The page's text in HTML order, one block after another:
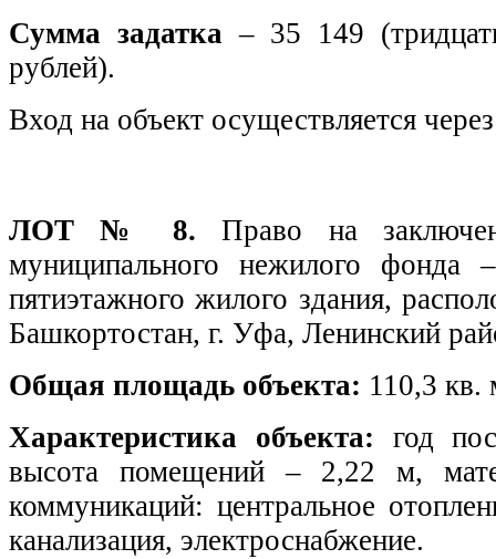
Сумма задатка– 35 149
рублей).
Вход на объект осуществляется
ЛОТ № 8.Право на
муниципального нежилого
пятиэтажного жилого здания,
Башкортостан, г. Уфа, Ленинский
Общая площадь объекта: 110,3 кв.
Характеристика объекта: год
высота помещений – 2,22 м,
коммуникаций: центральное
канализация, электроснабжение.